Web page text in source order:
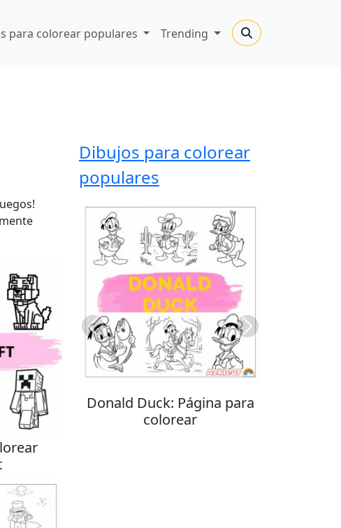
para colorear populares Trending
Dibujos para colorear
populares
Donald Duck: Página para
colorear
Previous Next